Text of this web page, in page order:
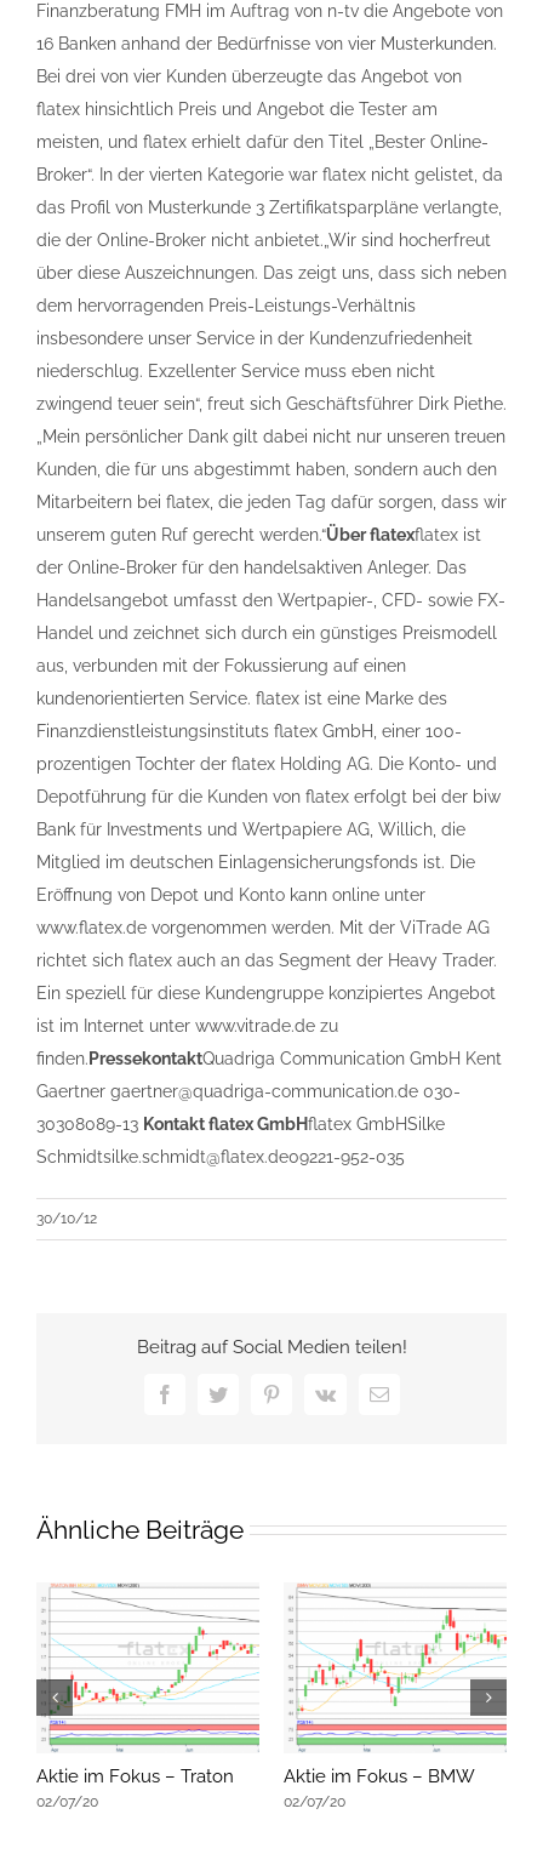
Finanzberatung FMH im Auftrag von n-tv die Angebote von
16 Banken anhand der Bedürfnisse von vier Musterkunden.
Bei drei von vier Kunden überzeugte das Angebot von
flatex hinsichtlich Preis und Angebot die Tester am
meisten, und flatex erhielt dafür den Titel „Bester Online-
Broker“. In der vierten Kategorie war flatex nicht gelistet, da
das Profil von Musterkunde 3 Zertifikatsparpläne verlangte,
die der Online-Broker nicht anbietet.„Wir sind hocherfreut
über diese Auszeichnungen. Das zeigt uns, dass sich neben
dem hervorragenden Preis-Leistungs-Verhältnis
insbesondere unser Service in der Kundenzufriedenheit
niederschlug. Exzellenter Service muss eben nicht
zwingend teuer sein“, freut sich Geschäftsführer Dirk Piethe.
„Mein persönlicher Dank gilt dabei nicht nur unseren treuen
Kunden, die für uns abgestimmt haben, sondern auch den
Mitarbeitern bei flatex, die jeden Tag dafür sorgen, dass wir
unserem guten Ruf gerecht werden.“Über flatexflatex ist
der Online-Broker für den handelsaktiven Anleger. Das
Handelsangebot umfasst den Wertpapier-, CFD- sowie FX-
Handel und zeichnet sich durch ein günstiges Preismodell
aus, verbunden mit der Fokussierung auf einen
kundenorientierten Service. flatex ist eine Marke des
Finanzdienstleistungsinstituts flatex GmbH, einer 100-
prozentigen Tochter der flatex Holding AG. Die Konto- und
Depotführung für die Kunden von flatex erfolgt bei der biw
Bank für Investments und Wertpapiere AG, Willich, die
Mitglied im deutschen Einlagensicherungsfonds ist. Die
Eröffnung von Depot und Konto kann online unter
www.flatex.de vorgenommen werden. Mit der ViTrade AG
richtet sich flatex auch an das Segment der Heavy Trader.
Ein speziell für diese Kundengruppe konzipiertes Angebot
ist im Internet unter www.vitrade.de zu
finden. PressekontaktQuadriga Communication GmbH Kent
Gaertner gaertner@quadriga-communication.de 030-
30308089-13 Kontakt flatex GmbHflatex GmbHSilke
Schmidtsilke.schmidt@flatex.de09221-952-035
30/10/12
Beitrag auf Social Medien teilen!
FacebookTwitterPinterest
Vk
E-
Ähnliche Beiträge
Aktie im Fokus – Traton
02/07/20
Aktie im Fokus – BMW
02/07/20